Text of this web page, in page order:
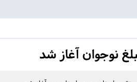
نوجوان آغاز شد